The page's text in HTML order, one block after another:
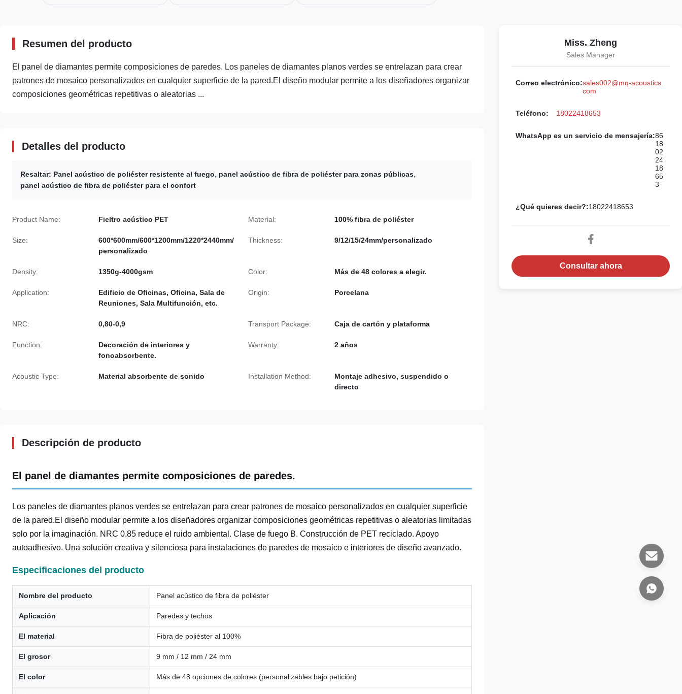
Resumen del producto
El panel de diamantes permite composiciones de paredes. Los paneles de diamantes planos verdes se entrelazan para crear
patrones de mosaico personalizados en cualquier superficie de la pared.El diseño modular permite a los diseñadores organizar
composiciones geométricas repetitivas o aleatorias ...
Detalles del producto
Resaltar: Panel acústico de poliéster resistente al fuego panel acústico de fibra de poliéster para zonas públicas
panel acústico de fibra de poliéster para el confort
Product Name: Fieltro acústico PET Material: 100% fibra de poliéster
Size:
600*600mm/600*1200mm/1220*2440mm/
personalizado
Thickness: 9/12/15/24mm/personalizado
Density: 1350g-4000gsm Color: Más de 48 colores a elegir.
Application:
Edificio de Oficinas, Oficina, Sala de
Reuniones, Sala Multifunción, etc.
Origin: Porcelana
NRC: 0,80-0,9 Transport Package: Caja de cartón y plataforma
Function:
Decoración de interiores y
fonoabsorbente.
Warranty: 2 años
Acoustic Type: Material absorbente de sonido Installation Method:
Montaje adhesivo, suspendido o
directo
Descripción de producto
El panel de diamantes permite composiciones de paredes.
Los paneles de diamantes planos verdes se entrelazan para crear patrones de mosaico personalizados en cualquier superficie
de la pared.El diseño modular permite a los diseñadores organizar composiciones geométricas repetitivas o aleatorias limitadas
solo por la imaginación. NRC 0.85 reduce el ruido ambiental. Clase de fuego B. Construcción de PET reciclado. Apoyo
autoadhesivo. Una solución creativa y silenciosa para instalaciones de paredes de mosaico e interiores de diseño avanzado.
Especificaciones del producto
Nombre del producto Panel acústico de fibra de poliéster
Aplicación Paredes y techos
El material Fibra de poliéster al 100%
El grosor 9 mm / 12 mm / 24 mm
El color Más de 48 opciones de colores (personalizables bajo petición)
Miss. Zheng
Sales Manager
Correo electrónico:sales002@mq-acoustics.
com
Teléfono: 18022418653
WhatsApp es un servicio de mensajería:86
18
02
24
18
65
3
¿Qué quieres decir?:18022418653
Consultar ahora